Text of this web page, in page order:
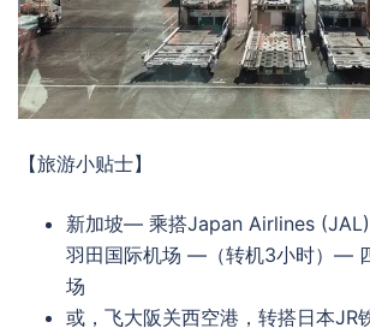
【旅游小贴士】
新加坡— 乘搭Japan Airlines
羽田国际机场 —（转机3小时）—
场
或，飞大阪关西空港，转搭日本JR